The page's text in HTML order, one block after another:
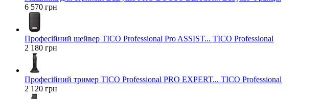
6 570 грн
Професійний шейвер TICO Professional Pro ASSIST... TICO Professional
2 180 грн
Професійний тример TICO Professional PRO EXPERT... TICO Professional
2 120 грн